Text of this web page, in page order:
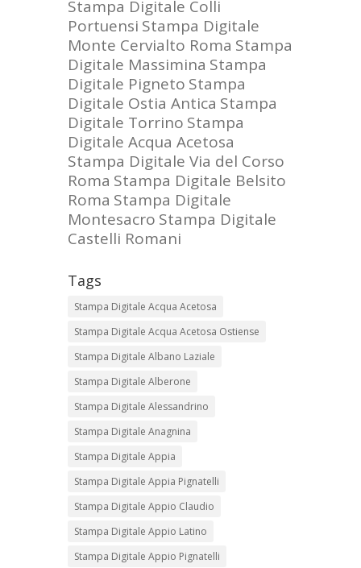
Stampa Digitale Colli
Portuensi Stampa Digitale
Monte Cervialto Roma Stampa
Digitale Massimina Stampa
Digitale Pigneto Stampa
Digitale Ostia Antica Stampa
Digitale Torrino Stampa
Digitale Acqua Acetosa
Stampa Digitale Via del Corso
Roma Stampa Digitale Belsito
Roma Stampa Digitale
Montesacro Stampa Digitale
Castelli Romani
Tags
Stampa Digitale Acqua Acetosa
Stampa Digitale Acqua Acetosa Ostiense
Stampa Digitale Albano Laziale
Stampa Digitale Alberone
Stampa Digitale Alessandrino
Stampa Digitale Anagnina
Stampa Digitale Appia
Stampa Digitale Appia Pignatelli
Stampa Digitale Appio Claudio
Stampa Digitale Appio Latino
Stampa Digitale Appio Pignatelli